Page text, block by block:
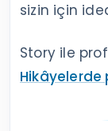
sizin için
Story ile